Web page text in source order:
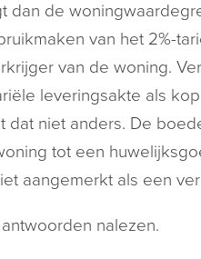
dan de
van het 2%-
van de woning.
leveringsakte als
dat niet anders. De
tot een
aangemerkt als een
nalezen.